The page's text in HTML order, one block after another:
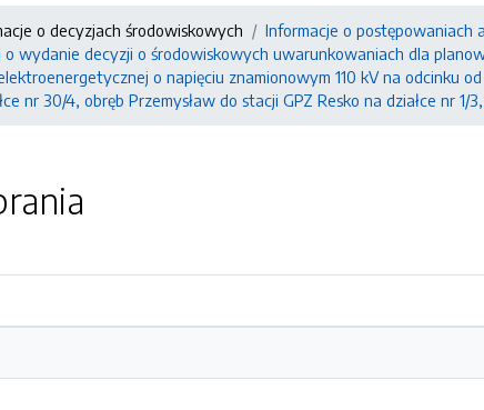
o decyzjach środowiskowych
Informacje o postępowaniach
o wydanie decyzji o środowiskowych uwarunkowaniach dla
o napięciu znamionowym 110 kV na odcinku od
nr 30/4, obręb Przemysław do stacji GPZ Resko na działce nr 1/